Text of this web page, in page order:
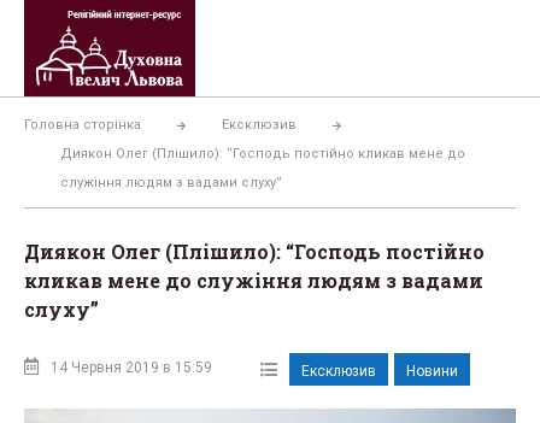
Перейти
вмісту
Головна сторінка
Ексклюзив
Диякон Олег (Плішило): “Господь постійно кликав мене до
служіння людям з вадами слуху”
Диякон Олег (Плішило): “Господь постійно
кликав мене до служіння людям з вадами
слуху”
14 Червня 2019 в 15:59 Ексклюзив Новини